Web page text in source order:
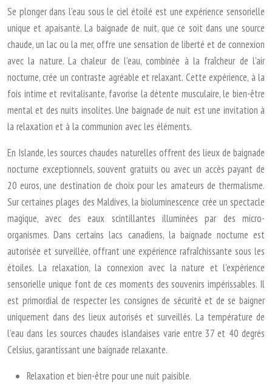
Se plonger dans l’eau sous le ciel étoilé est une expérience sensorielle
unique et apaisante. La baignade de nuit, que ce soit dans une source
chaude, un lac ou la mer, offre une sensation de liberté et de connexion
avec la nature. La chaleur de l’eau, combinée à la fraîcheur de l’air
nocturne, crée un contraste agréable et relaxant. Cette expérience, à la
fois intime et revitalisante, favorise la détente musculaire, le bien-être
mental et des nuits insolites. Une baignade de nuit est une invitation à
la relaxation et à la communion avec les éléments.
En Islande, les sources chaudes naturelles offrent des lieux de baignade
nocturne exceptionnels, souvent gratuits ou avec un accès payant de
20 euros, une destination de choix pour les amateurs de thermalisme.
Sur certaines plages des Maldives, la bioluminescence crée un spectacle
magique, avec des eaux scintillantes illuminées par des micro-
organismes. Dans certains lacs canadiens, la baignade nocturne est
autorisée et surveillée, offrant une expérience rafraîchissante sous les
étoiles. La relaxation, la connexion avec la nature et l’expérience
sensorielle unique font de ces moments des souvenirs impérissables. Il
est primordial de respecter les consignes de sécurité et de se baigner
uniquement dans des lieux autorisés et surveillés. La température de
l’eau dans les sources chaudes islandaises varie entre 37 et 40 degrés
Celsius, garantissant une baignade relaxante.
Relaxation et bien-être pour une nuit paisible.